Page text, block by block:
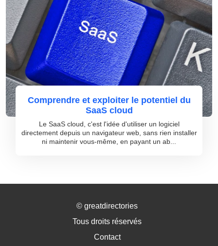
Comprendre et exploiter le potentiel du
SaaS cloud
Le SaaS cloud, c'est l'idée d'utiliser un logiciel
directement depuis un navigateur web, sans rien installer
ni maintenir vous-même, en payant un ab...
© greatdirectories
Tous droits réservés
Contact